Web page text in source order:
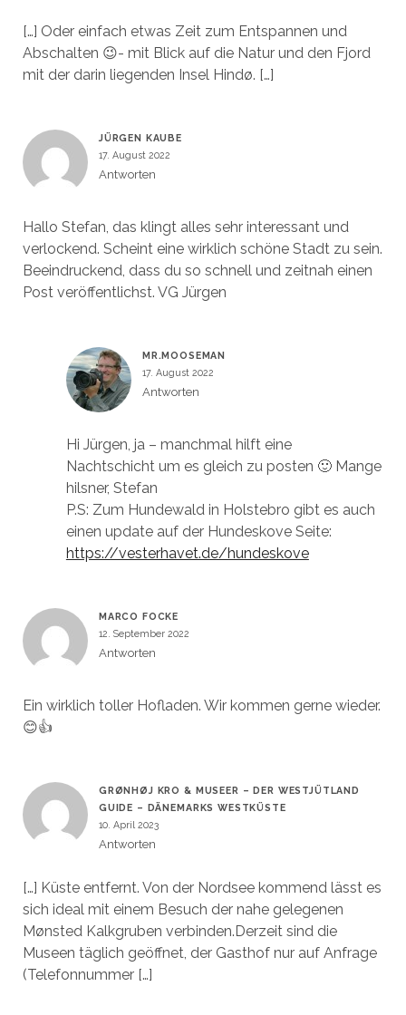
[…] Oder einfach etwas Zeit zum Entspannen und
Abschalten 😉- mit Blick auf die Natur und den Fjord
mit der darin liegenden Insel Hindø. […]
JÜRGEN KAUBE
17. August 2022
Antworten
Hallo Stefan, das klingt alles sehr interessant und
verlockend. Scheint eine wirklich schöne Stadt zu sein.
Beeindruckend, dass du so schnell und zeitnah einen
Post veröffentlichst. VG Jürgen
MR.MOOSEMAN
17. August 2022
Antworten
Hi Jürgen, ja – manchmal hilft eine
Nachtschicht um es gleich zu posten 🙂 Mange
hilsner, Stefan
P.S: Zum Hundewald in Holstebro gibt es auch
einen update auf der Hundeskove Seite:
https://vesterhavet.de/hundeskove
MARCO FOCKE
12. September 2022
Antworten
Ein wirklich toller Hofladen. Wir kommen gerne wieder.
😊👍
GRØNHØJ KRO & MUSEER – DER WESTJÜTLAND
GUIDE – DÄNEMARKS WESTKÜSTE
10. April 2023
Antworten
[…] Küste entfernt. Von der Nordsee kommend lässt es
sich ideal mit einem Besuch der nahe gelegenen
Mønsted Kalkgruben verbinden.Derzeit sind die
Museen täglich geöffnet, der Gasthof nur auf Anfrage
(Telefonnummer […]